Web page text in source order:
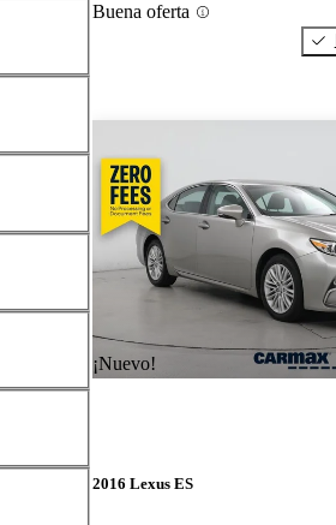
Buena oferta
¡Nuevo!
2016 Lexus ES